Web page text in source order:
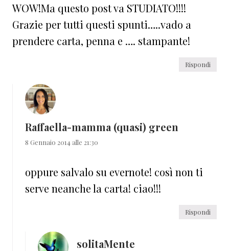
WOW!Ma questo post va STUDIATO!!!!
Grazie per tutti questi spunti…..vado a
prendere carta, penna e …. stampante!
Rispondi
Raffaella-mamma (quasi) green
8 Gennaio 2014 alle 21:30
oppure salvalo su evernote! così non ti
serve neanche la carta! ciao!!!
Rispondi
solitaMente